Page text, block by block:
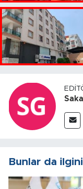
Bunlar da